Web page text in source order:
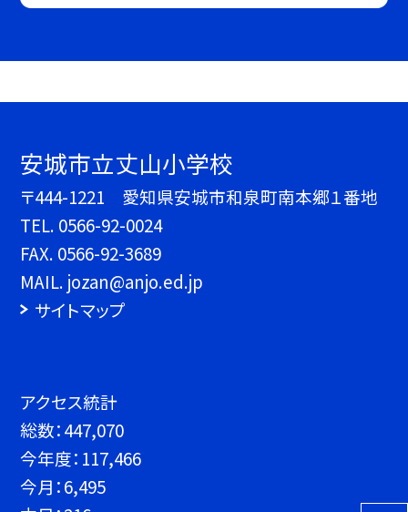
安城市立丈山小学校
〒444-1221 愛知県安城市和泉町南本郷１番地
TEL. 0566-92-0024
FAX. 0566-92-3689
MAIL. jozan@anjo.ed.jp
サイトマップ
アクセス統計
総数：447,070
今年度： 117,466
今月：6,495